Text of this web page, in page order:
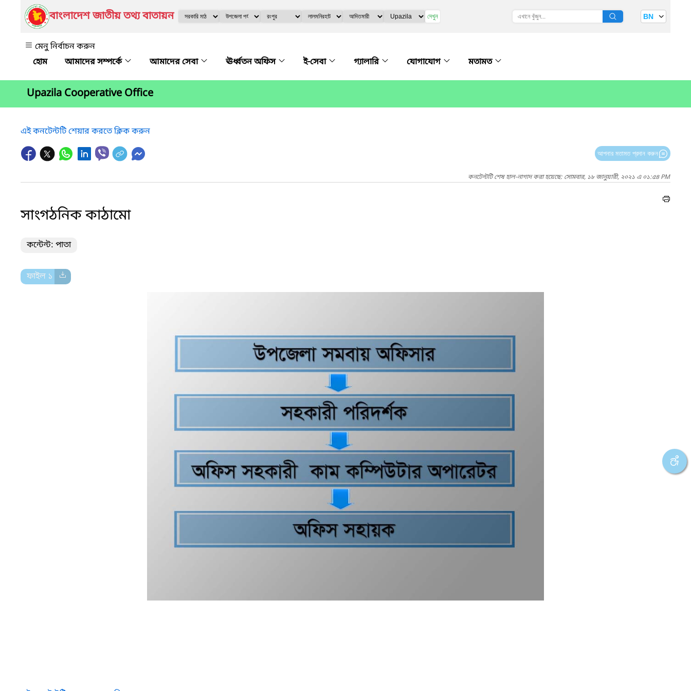
বাংলাদেশ জাতীয় তথ্য বাতায়ন দেখুন BN
মেনু নির্বাচন করুন
আমাদের সম্পর্কে
আমাদের সেবা ঊর্ধ্বতন অফিস ই-সেবা গ্যালারি যোগাযোগ মতামত
Upazila Cooperative Office
এই কনটেন্টটি শেয়ার করতে ক্লিক করুন
আপনার মতামত প্রদান করুন
কনটেন্টটি শেষ হাল-নাগাদ করা হয়েছে: সোমবার, ১৮ জানুয়ারী, ২০২১ এ ০১:৫৪ PM
সাংগঠনিক কাঠামো
কন্টেন্ট: পাতা
ফাইল ১